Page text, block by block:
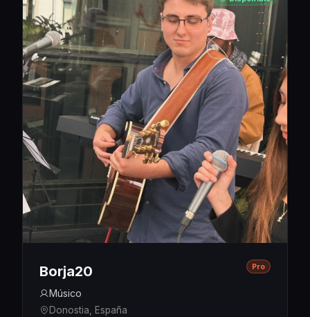
Borja20
Músico
Donostia, España
Pro